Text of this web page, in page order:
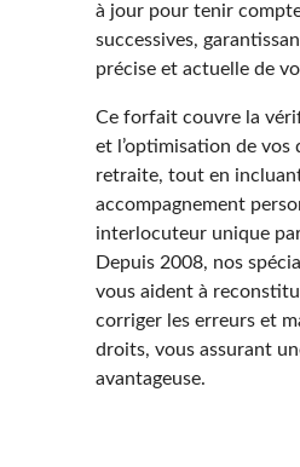
à jour pour tenir
successives,
précise et actuelle de
Ce forfait couvre la
et l’optimisation de vos
retraite, tout en
accompagnement
interlocuteur unique
Depuis 2008, nos
vous aident à
corriger les erreurs et
droits, vous assurant
avantageuse.